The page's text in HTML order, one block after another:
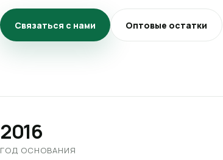
Связаться с нами Оптовые остатки
2016
ГОД ОСНОВАНИЯ